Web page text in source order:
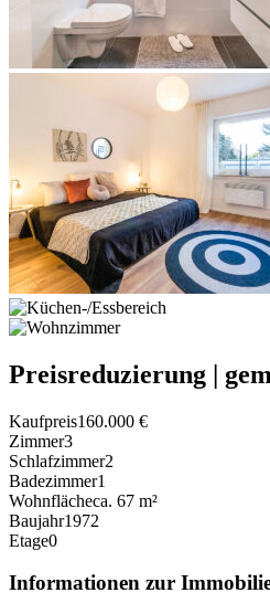
Preisreduzierung |
Kaufpreis160.000 €
Zimmer3
Schlafzimmer2
Badezimmer1
Wohnflächeca. 67 m²
Baujahr1972
Etage0
Informationen zur